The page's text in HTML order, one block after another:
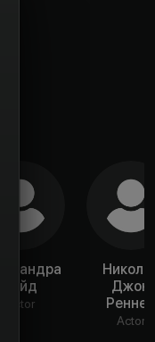
Бойд
Actor
Джон
Реннер
Actor